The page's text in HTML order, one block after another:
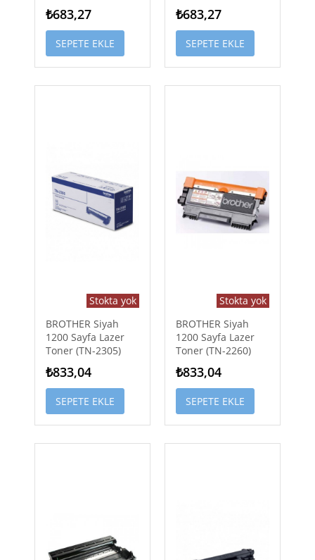
₺683,27
SEPETE EKLE
₺683,27
SEPETE EKLE
Stokta yok
BROTHER Siyah
1200 Sayfa Lazer
Toner (TN-2305)
₺833,04
SEPETE EKLE
Stokta yok
BROTHER Siyah
1200 Sayfa Lazer
Toner (TN-2260)
₺833,04
SEPETE EKLE